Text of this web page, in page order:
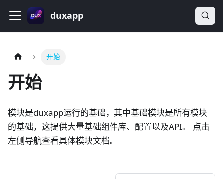
duxapp
开始
开始
模块是duxapp运行的基础，其中基础模块是所有模块
的基础，这提供大量基础组件库、配置以及API。 点击
左侧导航查看具体模块文档。